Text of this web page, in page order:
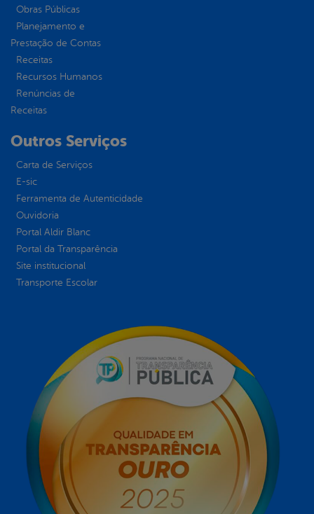
Obras Públicas
Planejamento e
Prestação de Contas
Receitas
Recursos Humanos
Renúncias de
Receitas
Outros Serviços
Carta de Serviços
E-sic
Ferramenta de Autenticidade
Ouvidoria
Portal Aldir Blanc
Portal da Transparência
Site institucional
Transporte Escolar